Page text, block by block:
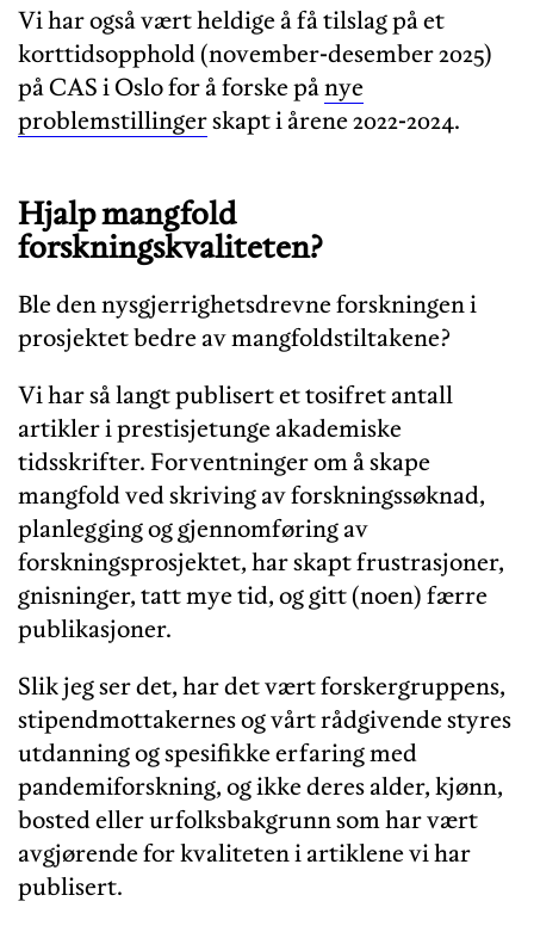
Vi har også vært heldige å få tilslag på et
korttidsopphold (november-desember 2025)
på CAS i Oslo for å forske pånye
problemstillingerskapt i årene 2022-2024.
Hjalp mangfold
forskningskvaliteten?
Ble den nysgjerrighetsdrevne forskningen i
prosjektet bedre av mangfoldstiltakene?
Vi har så langt publisert et tosifret antall
artikler i prestisjetunge akademiske
tidsskrifter. Forventninger om å skape
mangfold ved skriving av forskningssøknad,
planlegging og gjennomføring av
forskningsprosjektet, har skapt frustrasjoner,
gnisninger, tatt mye tid, og gitt (noen) færre
publikasjoner.
Slik jeg ser det, har det vært forskergruppens,
stipendmottakernes og vårt rådgivende styres
utdanning og spesifikke erfaring med
pandemiforskning, og ikke deres alder, kjønn,
bosted eller urfolksbakgrunn som har vært
avgjørende for kvaliteten i artiklene vi har
publisert.